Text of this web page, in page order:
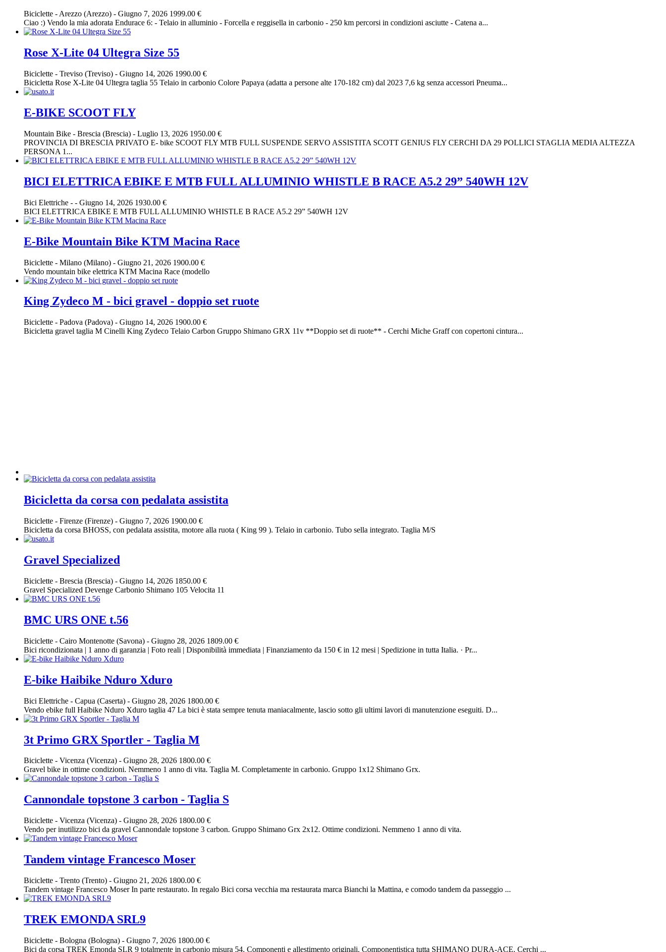
Biciclette - Arezzo (Arezzo) - Giugno 7, 2026 1999.00 €
Ciao :) Vendo la mia adorata Endurace 6: - Telaio in alluminio - Forcella e reggisella in carbonio - 250 km percorsi in condizioni asciutte - Catena a...
Rose X-Lite 04 Ultegra Size 55
Biciclette - Treviso (Treviso) - Giugno 14, 2026 1990.00 €
Bicicletta Rose X-Lite 04 Ultegra taglia 55 Telaio in carbonio Colore Papaya (adatta a persone alte 170-182 cm) dal 2023 7,6 kg senza accessori Pneuma...
E-BIKE SCOOT FLY
Mountain Bike - Brescia (Brescia) - Luglio 13, 2026 1950.00 €
PROVINCIA DI BRESCIA PRIVATO E- bike SCOOT FLY MTB FULL SUSPENDE SERVO ASSISTITA SCOTT GENIUS FLY CERCHI DA 29 POLLICI STAGLIA MEDIA ALTEZZA
PERSONA 1...
BICI ELETTRICA EBIKE E MTB FULL ALLUMINIO WHISTLE B RACE A5.2 29” 540WH 12V
Bici Elettriche - - Giugno 14, 2026 1930.00 €
BICI ELETTRICA EBIKE E MTB FULL ALLUMINIO WHISTLE B RACE A5.2 29” 540WH 12V
E-Bike Mountain Bike KTM Macina Race
Biciclette - Milano (Milano) - Giugno 21, 2026 1900.00 €
Vendo mountain bike elettrica KTM Macina Race (modello
King Zydeco M - bici gravel - doppio set ruote
Biciclette - Padova (Padova) - Giugno 14, 2026 1900.00 €
Bicicletta gravel taglia M Cinelli King Zydeco Telaio Carbon Gruppo Shimano GRX 11v **Doppio set di ruote** - Cerchi Miche Graff con copertoni cintura...
Bicicletta da corsa con pedalata assistita
Biciclette - Firenze (Firenze) - Giugno 7, 2026 1900.00 €
Bicicletta da corsa BHOSS, con pedalata assistita, motore alla ruota ( King 99 ). Telaio in carbonio. Tubo sella integrato. Taglia M/S
Gravel Specialized
Biciclette - Brescia (Brescia) - Giugno 14, 2026 1850.00 €
Gravel Specialized Devenge Carbonio Shimano 105 Velocita 11
BMC URS ONE t.56
Biciclette - Cairo Montenotte (Savona) - Giugno 28, 2026 1809.00 €
Bici ricondizionata | 1 anno di garanzia | Foto reali | Disponibilità immediata | Finanziamento da 150 € in 12 mesi | Spedizione in tutta Italia. · Pr...
E-bike Haibike Nduro Xduro
Bici Elettriche - Capua (Caserta) - Giugno 28, 2026 1800.00 €
Vendo ebike full Haibike Nduro Xduro taglia 47 La bici è stata sempre tenuta maniacalmente, lascio sotto gli ultimi lavori di manutenzione eseguiti. D...
3t Primo GRX Sportler - Taglia M
Biciclette - Vicenza (Vicenza) - Giugno 28, 2026 1800.00 €
Gravel bike in ottime condizioni. Nemmeno 1 anno di vita. Taglia M. Completamente in carbonio. Gruppo 1x12 Shimano Grx.
Cannondale topstone 3 carbon - Taglia S
Biciclette - Vicenza (Vicenza) - Giugno 28, 2026 1800.00 €
Vendo per inutilizzo bici da gravel Cannondale topstone 3 carbon. Gruppo Shimano Grx 2x12. Ottime condizioni. Nemmeno 1 anno di vita.
Tandem vintage Francesco Moser
Biciclette - Trento (Trento) - Giugno 21, 2026 1800.00 €
Tandem vintage Francesco Moser In parte restaurato. In regalo Bici corsa vecchia ma restaurata marca Bianchi la Mattina, e comodo tandem da passeggio ...
TREK EMONDA SRL9
Biciclette - Bologna (Bologna) - Giugno 7, 2026 1800.00 €
Bici da corsa TREK Emonda SLR 9 totalmente in carbonio misura 54. Componenti e allestimento originali. Componentistica tutta SHIMANO DURA-ACE. Cerchi ...